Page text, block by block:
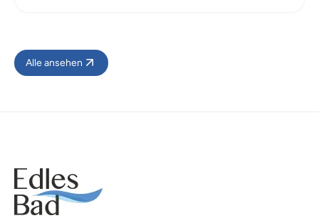
Alle ansehen